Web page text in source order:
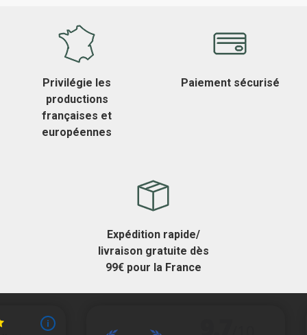
Privilégie les
productions
françaises et
européennes
Paiement sécurisé
Expédition rapide/
livraison gratuite dès
99€ pour la France